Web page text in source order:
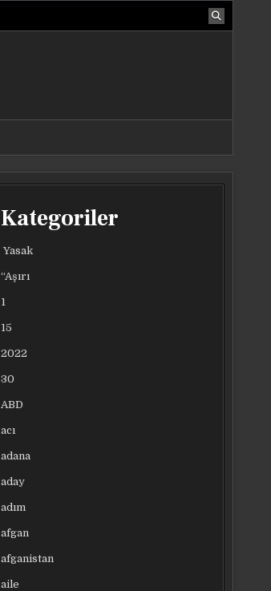
Kategoriler
Yasak
“Aşırı
1
15
2022
30
ABD
acı
adana
aday
adım
afgan
afganistan
aile